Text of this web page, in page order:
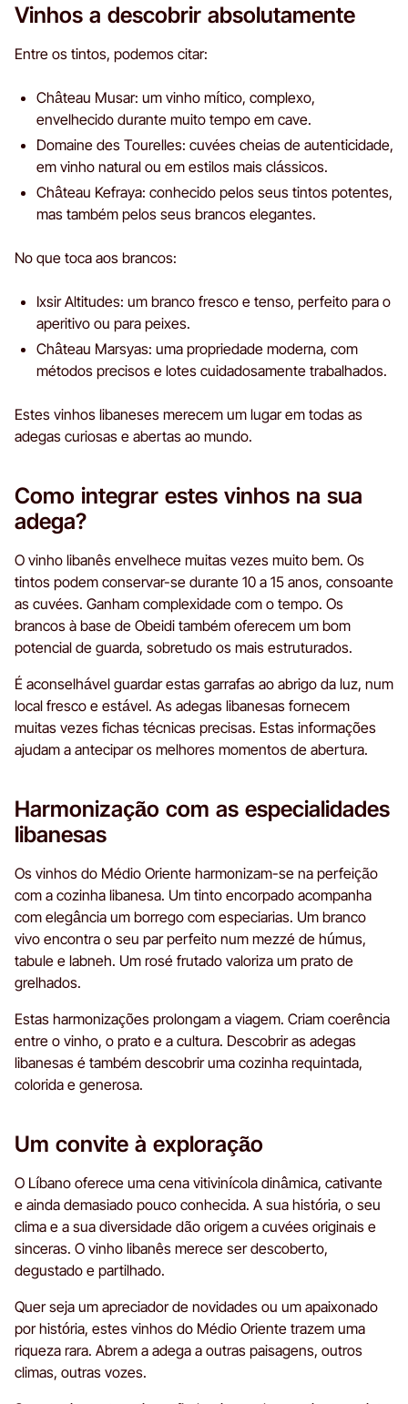
Vinhos a descobrir absolutamente
Entre os tintos, podemos citar:
Château Musar: um vinho mítico, complexo,
envelhecido durante muito tempo em cave.
Domaine des Tourelles: cuvées cheias de autenticidade,
em vinho natural ou em estilos mais clássicos.
Château Kefraya: conhecido pelos seus tintos potentes,
mas também pelos seus brancos elegantes.
No que toca aos brancos:
Ixsir Altitudes: um branco fresco e tenso, perfeito para o
aperitivo ou para peixes.
Château Marsyas: uma propriedade moderna, com
métodos precisos e lotes cuidadosamente trabalhados.
Estes vinhos libaneses merecem um lugar em todas as
adegas curiosas e abertas ao mundo.
Como integrar estes vinhos na sua
adega?
O vinho libanês envelhece muitas vezes muito bem. Os
tintos podem conservar-se durante 10 a 15 anos, consoante
as cuvées. Ganham complexidade com o tempo. Os
brancos à base de Obeidi também oferecem um bom
potencial de guarda, sobretudo os mais estruturados.
É aconselhável guardar estas garrafas ao abrigo da luz, num
local fresco e estável. As adegas libanesas fornecem
muitas vezes fichas técnicas precisas. Estas informações
ajudam a antecipar os melhores momentos de abertura.
Harmonização com as especialidades
libanesas
Os vinhos do Médio Oriente harmonizam-se na perfeição
com a cozinha libanesa. Um tinto encorpado acompanha
com elegância um borrego com especiarias. Um branco
vivo encontra o seu par perfeito num mezzé de húmus,
tabule e labneh. Um rosé frutado valoriza um prato de
grelhados.
Estas harmonizações prolongam a viagem. Criam coerência
entre o vinho, o prato e a cultura. Descobrir as adegas
libanesas é também descobrir uma cozinha requintada,
colorida e generosa.
Um convite à exploração
O Líbano oferece uma cena vitivinícola dinâmica, cativante
e ainda demasiado pouco conhecida. A sua história, o seu
clima e a sua diversidade dão origem a cuvées originais e
sinceras. O vinho libanês merece ser descoberto,
degustado e partilhado.
Quer seja um apreciador de novidades ou um apaixonado
por história, estes vinhos do Médio Oriente trazem uma
riqueza rara. Abrem a adega a outras paisagens, outros
climas, outras vozes.